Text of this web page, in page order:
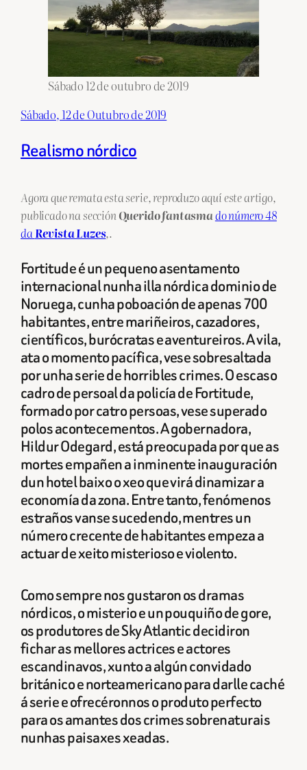
Sábado 12 de outubro de 2019
Sábado, 12 de Outubro de 2019
Realismo nórdico
Agora que remata esta serie, reproduzo aquí este artigo,
publicado na secciónQuerido fantasmado número 48
daRevista Luzes,.
Fortitude é un pequeno asentamento
internacional nunha illa nórdica dominio de
Noruega, cunha poboación de apenas 700
habitantes, entre mariñeiros, cazadores,
científicos, burócratas e aventureiros. A vila,
ata o momento pacífica, vese sobresaltada
por unha serie de horribles crimes. O escaso
cadro de persoal da policía de Fortitude,
formado por catro persoas, vese superado
polos acontecementos. A gobernadora,
Hildur Odegard, está preocupada por que as
mortes empañen a inminente inauguración
dun hotel baixo o xeo que virá dinamizar a
economía da zona. Entre tanto, fenómenos
estraños vanse sucedendo, mentres un
número crecente de habitantes empeza a
actuar de xeito misterioso e violento.
Como sempre nos gustaron os dramas
nórdicos, o misterio e un pouquiño degore,
os produtores de Sky Atlantic decidiron
fichar as mellores actrices e actores
escandinavos, xunto a algún convidado
británico e norteamericano para darlle caché
á serie e ofrecéronnos o produto perfecto
para os amantes dos crimes sobrenaturais
nunhas paisaxes xeadas.